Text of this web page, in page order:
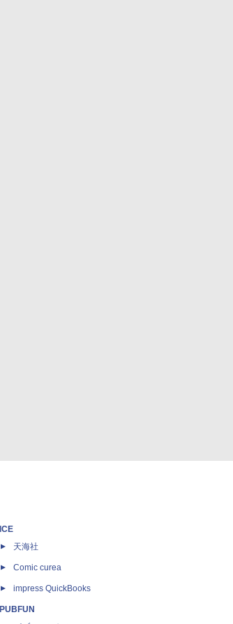
ICE
天海社
Comic curea
impress QuickBooks
PUBFUN